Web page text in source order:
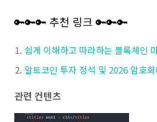
🔑🔑🔑 추천 링크 🔑🔑🔑
쉽게 이해하고 따라하는 블록체인
알트코인 투자 정석 및 2026 암호
관련 컨텐츠